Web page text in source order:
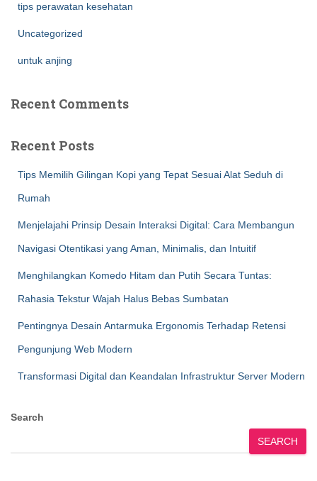
tips perawatan kesehatan
Uncategorized
untuk anjing
Recent Comments
Recent Posts
Tips Memilih Gilingan Kopi yang Tepat Sesuai Alat Seduh di
Rumah
Menjelajahi Prinsip Desain Interaksi Digital: Cara Membangun
Navigasi Otentikasi yang Aman, Minimalis, dan Intuitif
Menghilangkan Komedo Hitam dan Putih Secara Tuntas:
Rahasia Tekstur Wajah Halus Bebas Sumbatan
Pentingnya Desain Antarmuka Ergonomis Terhadap Retensi
Pengunjung Web Modern
Transformasi Digital dan Keandalan Infrastruktur Server Modern
Search
SEARCH